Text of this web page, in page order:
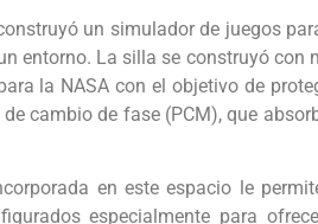
un simulador de juegos
entorno. La silla se construyó con
la NASA con el objetivo de
cambio de fase (PCM), que
en este espacio le
especialmente para